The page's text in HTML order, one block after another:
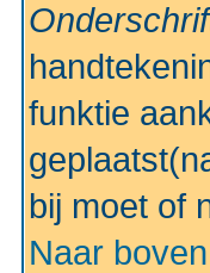
funktie
bij moet of
Naar boven